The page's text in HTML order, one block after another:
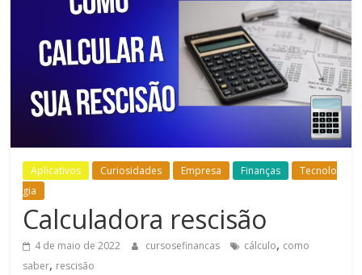
Aplicativos Curiosidades Empresa Finanças
Tecnolo
gia
Calculadora rescisão
4 de maio de 2022 cursosefinancas cálculo, como
saber, rescisão